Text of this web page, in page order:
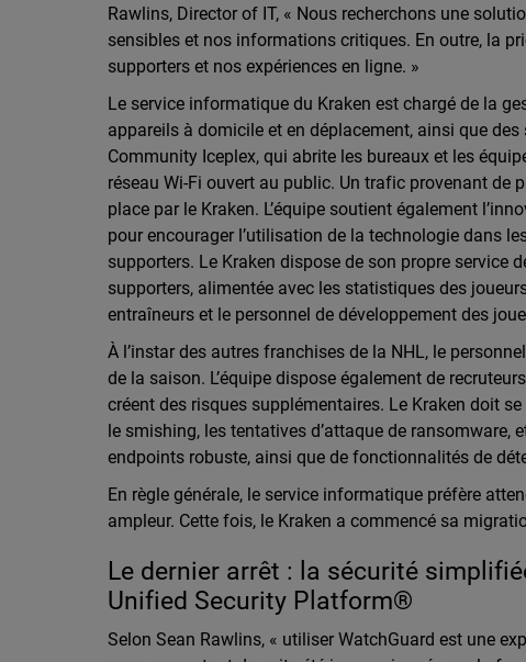
Rawlins, Director of IT, « Nous recherchons une
sensibles et nos informations critiques. En outre, la
supporters et nos expériences en ligne. »
Le service informatique du Kraken est chargé de la
appareils à domicile et en déplacement, ainsi que
Community Iceplex, qui abrite les bureaux et les
réseau Wi-Fi ouvert au public. Un trafic provenant
place par le Kraken. L’équipe soutient également
pour encourager l’utilisation de la technologie dans
supporters. Le Kraken dispose de son propre
supporters, alimentée avec les statistiques des
entraîneurs et le personnel de développement des
À l’instar des autres franchises de la NHL, le
de la saison. L’équipe dispose également de
créent des risques supplémentaires. Le Kraken doit
le smishing, les tentatives d’attaque de ransomware,
endpoints robuste, ainsi que de fonctionnalités de
En règle générale, le service informatique préfère
ampleur. Cette fois, le Kraken a commencé sa
Le dernier arrêt : la sécurité
Unified Security Platform®
Selon Sean Rawlins, « utiliser WatchGuard est une